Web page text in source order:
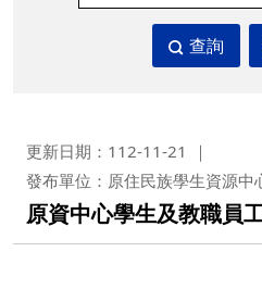
查詢
更新日期：112-11-21
發布單位：原住民族學生資源中
原資中心學生及教職員